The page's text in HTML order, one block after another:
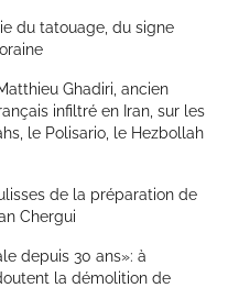
du tatouage, du signe
Ghadiri, ancien
infiltré en Iran, sur les
le Polisario, le Hezbollah
de la préparation de
Chergui
depuis 30 ans»: à
la démolition de